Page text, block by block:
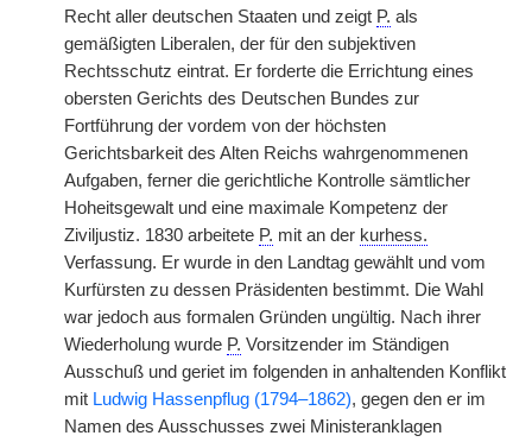
Recht aller deutschen Staaten und zeigt P. als
gemäßigten Liberalen, der für den subjektiven
Rechtsschutz eintrat. Er forderte die Errichtung eines
obersten Gerichts des Deutschen Bundes zur
Fortführung der vordem von der höchsten
Gerichtsbarkeit des Alten Reichs wahrgenommenen
Aufgaben, ferner die gerichtliche Kontrolle sämtlicher
Hoheitsgewalt und eine maximale Kompetenz der
Ziviljustiz. 1830 arbeitete P. mit an der kurhess.
Verfassung. Er wurde in den Landtag gewählt und vom
Kurfürsten zu dessen Präsidenten bestimmt. Die Wahl
war jedoch aus formalen Gründen ungültig. Nach ihrer
Wiederholung wurde P. Vorsitzender im Ständigen
Ausschuß und geriet im folgenden in anhaltenden Konflikt
mit Ludwig Hassenpflug (1794–1862), gegen den er im
Namen des Ausschusses zwei Ministeranklagen